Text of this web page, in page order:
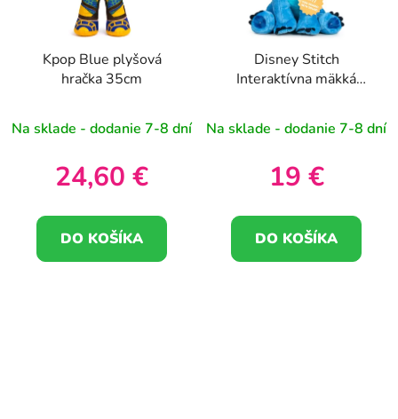
Kpop Blue plyšová
hračka 35cm
Na sklade - dodanie 7-8 dní
24,60 €
DO KOŠÍKA
Disney Stitch
Interaktívna mäkká
zvukom 20 cm (3+)
Na sklade - dodanie 7-8 dní
19 €
DO KOŠÍKA